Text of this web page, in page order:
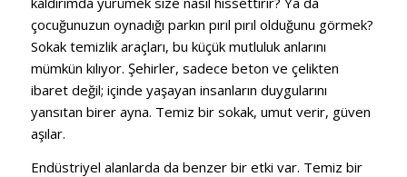
çocuğunuzun oynadığı parkın pırıl pırıl olduğunu görmek?
Sokak temizlik araçları, bu küçük mutluluk anlarını
mümkün kılıyor. Şehirler, sadece beton ve çelikten
ibaret değil; içinde yaşayan insanların duygularını
yansıtan birer ayna. Temiz bir sokak, umut verir, güven
aşılar.
Endüstriyel alanlarda da benzer bir etki var. Temiz bir